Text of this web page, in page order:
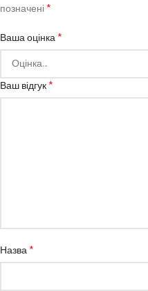
позначені *
Ваша оцінка *
Ваш відгук *
Назва *